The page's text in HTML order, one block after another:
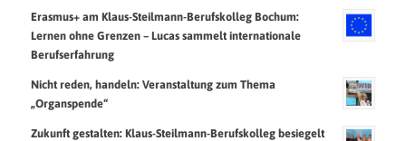
Erasmus+ am Klaus-Steilmann-Berufskolleg Bochum:
Lernen ohne Grenzen – Lucas sammelt internationale
Berufserfahrung
Nicht reden, handeln: Veranstaltung zum Thema
„Organspende“
Zukunft gestalten: Klaus-Steilmann-Berufskolleg besiegelt